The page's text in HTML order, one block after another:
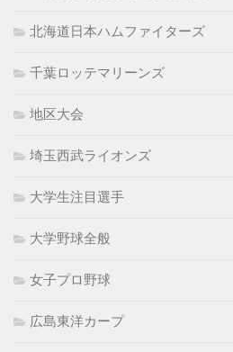
北海道日本ハムファイターズ
千葉ロッテマリーンズ
地区大会
埼玉西武ライオンズ
大学生注目選手
大学野球全般
女子プロ野球
広島東洋カープ